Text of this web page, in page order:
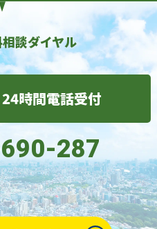
談ダイヤル
時間電話受付
287